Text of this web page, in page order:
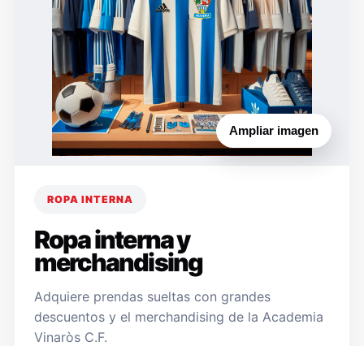
Ampliar imagen
ROPA INTERNA
Ropa interna y
merchandising
Adquiere prendas sueltas con grandes
descuentos y el merchandising de la Academia
Vinaròs C.F.